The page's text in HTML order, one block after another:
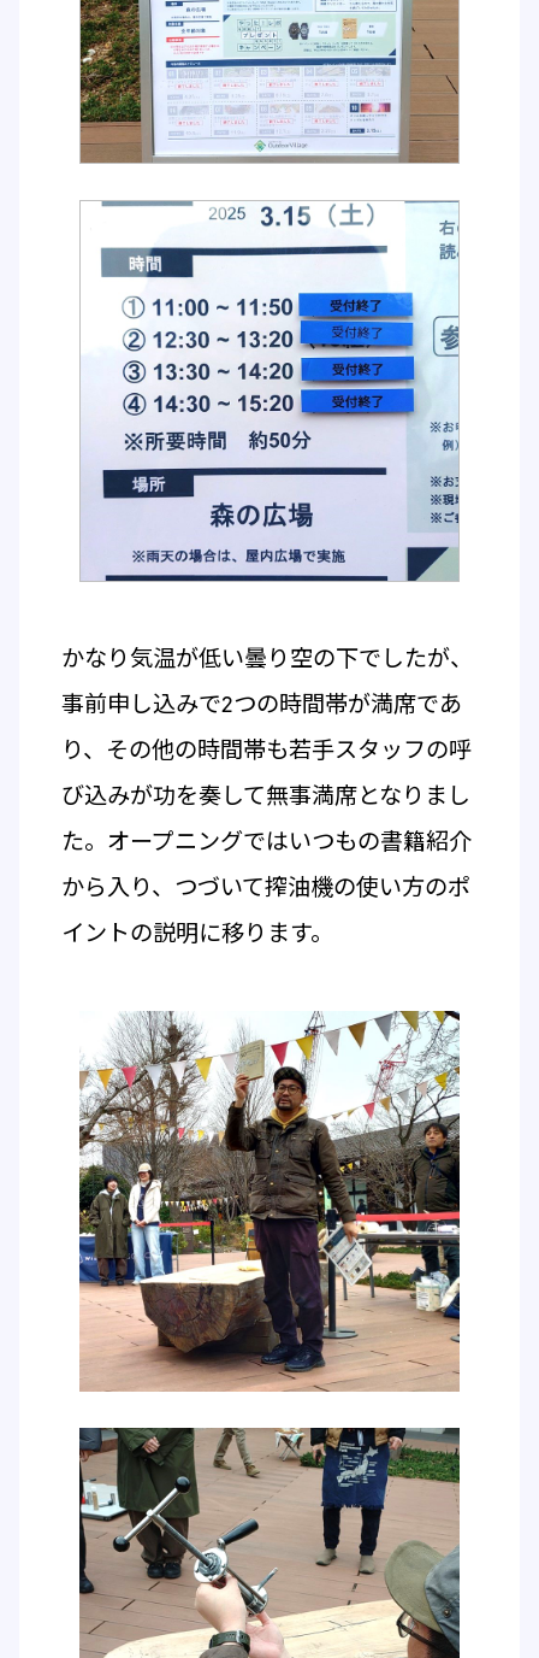
かなり気温が低い曇り空の下でしたが、
事前申し込みで2つの時間帯が満席であ
り、その他の時間帯も若手スタッフの呼
び込みが功を奏して無事満席となりまし
た。オープニングではいつもの書籍紹介
から入り、つづいて搾油機の使い方のポ
イントの説明に移ります。